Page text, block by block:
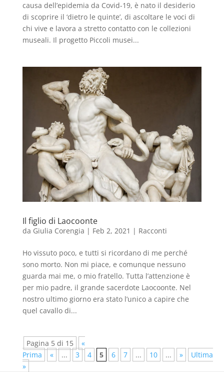
causa dell’epidemia da Covid-19, è nato il desiderio
di scoprire il ‘dietro le quinte’, di ascoltare le voci di
chi vive e lavora a stretto contatto con le collezioni
museali. Il progetto Piccoli musei...
Il figlio di Laocoonte
da Giulia Corengia | Feb 2, 2021 | Racconti
Ho vissuto poco, e tutti si ricordano di me perché
sono morto. Non mi piace, e comunque nessuno
guarda mai me, o mio fratello. Tutta l’attenzione è
per mio padre, il grande sacerdote Laocoonte. Nel
nostro ultimo giorno era stato l’unico a capire che
quel cavallo di...
Pagina 5 di 15
«
Prima
« ... 3 4 5 6 7 ... 10 ... »
Ultima
»